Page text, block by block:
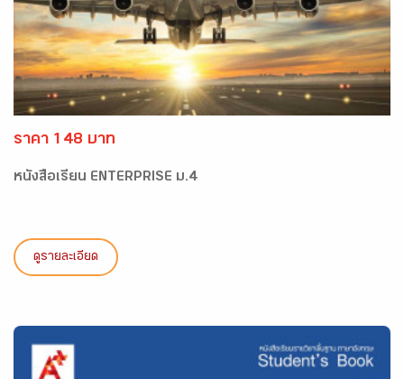
ราคา 148 บาท
หนังสือเรียน ENTERPRISE ม.4
ดูรายละเอียด